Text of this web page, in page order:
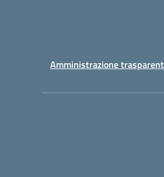
Amministrazione